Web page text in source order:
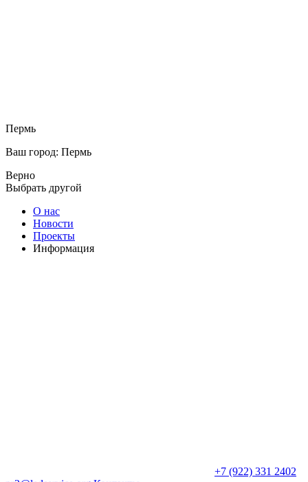
Пермь
Ваш город: Пермь
Верно
Выбрать другой
О нас
Новости
Проекты
Информация
+7 (922) 331 2402